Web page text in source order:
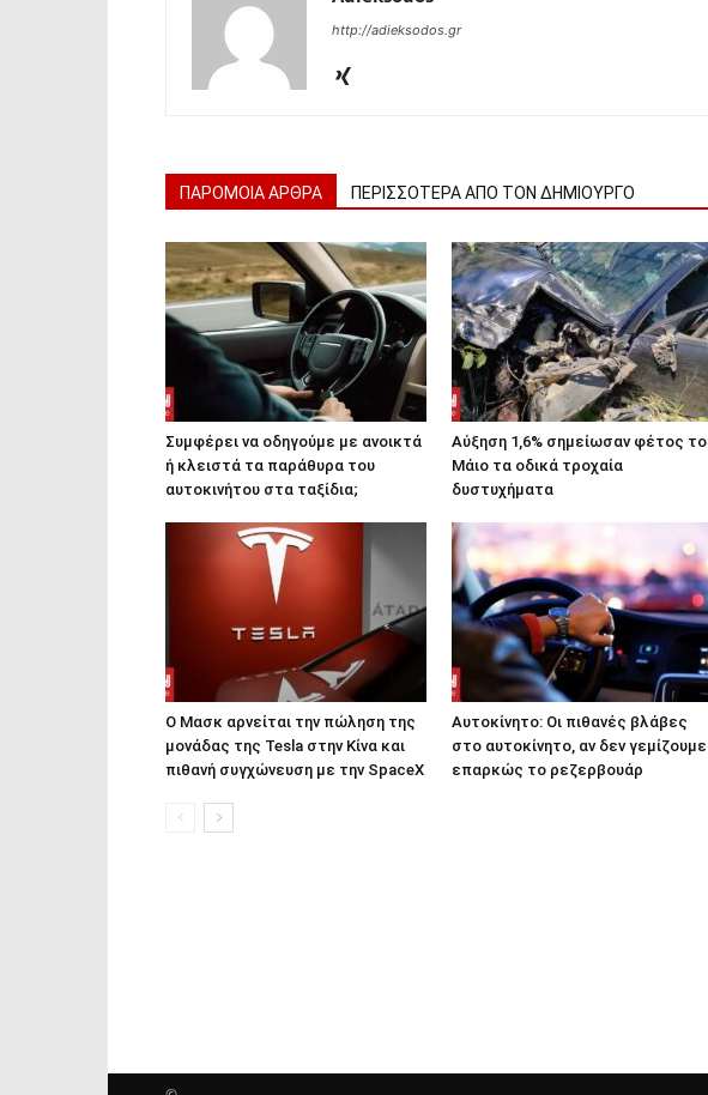
http://adieksodos.gr
ΠΑΡΟΜΟΙΑ ΑΡΘΡΑ ΠΕΡΙΣΣΟΤΕΡΑ ΑΠΟ ΤΟΝ ΔΗΜΙΟΥΡΓΟ
Συμφέρει να οδηγούμε με ανοικτά
ή κλειστά τα παράθυρα του
αυτοκινήτου στα ταξίδια;
Αύξηση 1,6% σημείωσαν φέτος το
Μάιο τα οδικά τροχαία
δυστυχήματα
Ο Μασκ αρνείται την πώληση της
μονάδας της Tesla στην Κίνα και
πιθανή συγχώνευση με την SpaceX
Αυτοκίνητο: Οι πιθανές βλάβες
στο αυτοκίνητο, αν δεν γεμίζουμε
επαρκώς το ρεζερβουάρ